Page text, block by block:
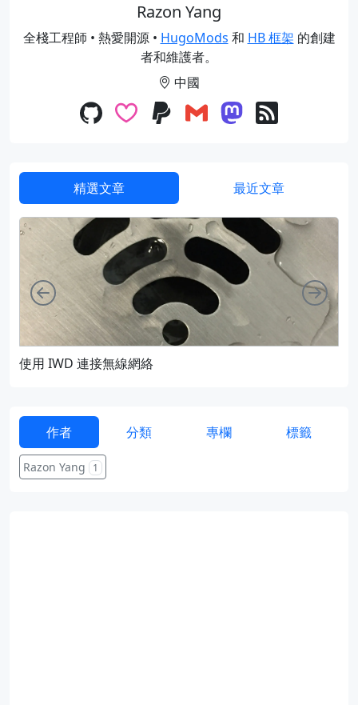
Razon Yang
全棧工程師 • 熱愛開源 • HugoMods 和 HB 框架 的創建
者和維護者。
中國
精選文章 最近文章
使用 IWD 連接無線網絡
向左 向右
作者 分類 專欄 標籤
Razon Yang 1